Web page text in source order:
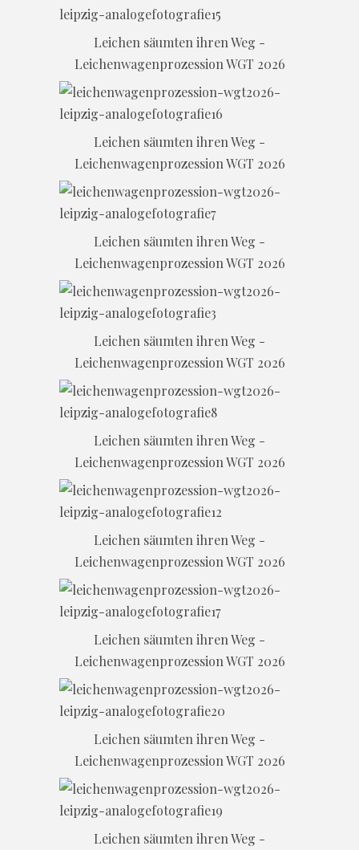
Leichen säumten ihren Weg -
Leichenwagenprozession WGT 2026
Leichen säumten ihren Weg -
Leichenwagenprozession WGT 2026
Leichen säumten ihren Weg -
Leichenwagenprozession WGT 2026
Leichen säumten ihren Weg -
Leichenwagenprozession WGT 2026
Leichen säumten ihren Weg -
Leichenwagenprozession WGT 2026
Leichen säumten ihren Weg -
Leichenwagenprozession WGT 2026
Leichen säumten ihren Weg -
Leichenwagenprozession WGT 2026
Leichen säumten ihren Weg -
Leichenwagenprozession WGT 2026
Leichen säumten ihren Weg -